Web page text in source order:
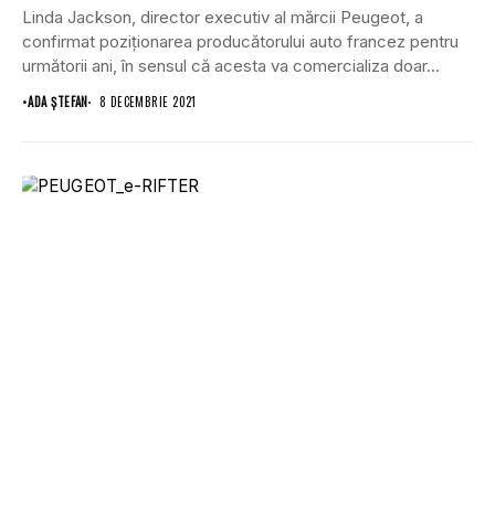
Linda Jackson, director executiv al mărcii Peugeot, a
confirmat poziționarea producătorului auto francez pentru
următorii ani, în sensul că acesta va comercializa doar...
•ADA ȘTEFAN 8 DECEMBRIE 2021